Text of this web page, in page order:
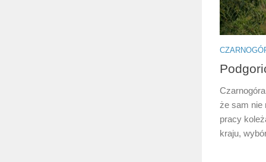
że sam nie
pracy
kraju,